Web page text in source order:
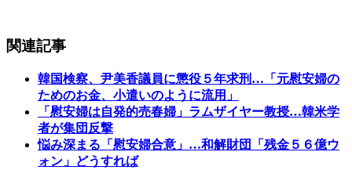
関連記事
韓国検察、尹美香議員に懲役５年求刑…「元慰安婦の
ためのお金、小遣いのように流用」
「慰安婦は自発的売春婦」ラムザイヤー教授…韓米学
者が集団反撃
悩み深まる「慰安婦合意」…和解財団「残金５６億ウ
ォン」どうすれば